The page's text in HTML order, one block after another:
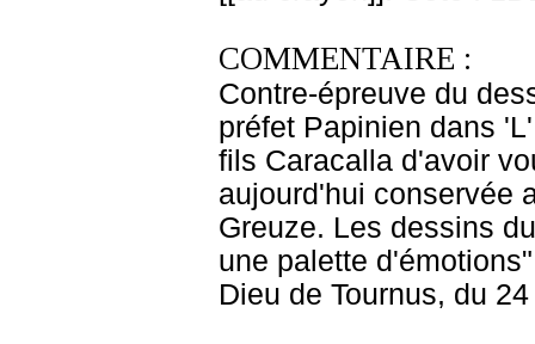
COMMENTAIRE :
Contre-épreuve du
préfet Papinien dans
fils Caracalla d'avoir
aujourd'hui conservée
Greuze. Les dessins
une palette
Dieu de Tournus, du